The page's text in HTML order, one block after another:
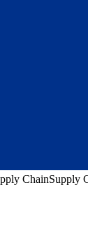
ChainSupply